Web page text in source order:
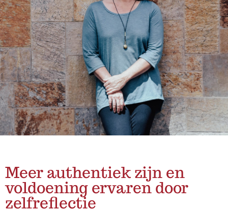
Meer authentiek zijn en
voldoening ervaren door
zelfreflectie